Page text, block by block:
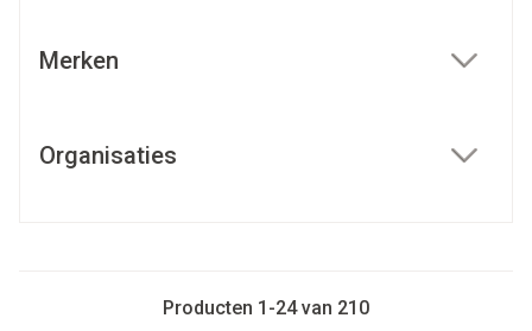
Merken
Organisaties
Producten 1 -24van 210